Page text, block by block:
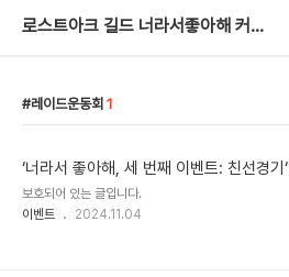
로스트아크 길드 너라서좋아해 커뮤니티
레이드운동회 1
‘너라서 좋아해, 세 번째 이벤트: 친선경기‘
보호되어 있는 글입니다.
이벤트
2024.11.04